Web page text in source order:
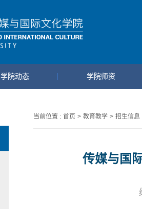
学院动态 学院师资
当前位置 : 首页 > 教育教学 > 招生信息
传媒与国